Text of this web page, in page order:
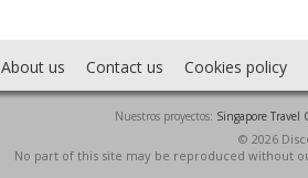
About us Contact us Cookies policy
Nuestros proyectos: Singapore Travel
© 2026
No part of this site may be reproduced without